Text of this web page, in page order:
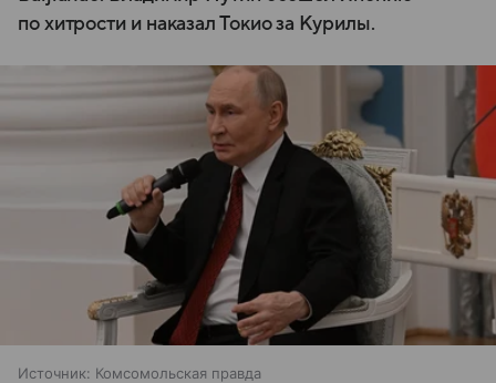
по хитрости и наказал Токио за Курилы.
Источник: Комсомольская правда